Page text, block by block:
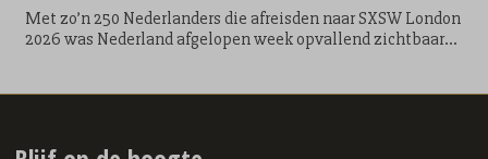
Met zo’n 250 Nederlanders die afreisden naar SXSW London
2026 was Nederland afgelopen week opvallend zichtbaar
presenteerden Nederlandse creatieven, startups, bureaus,